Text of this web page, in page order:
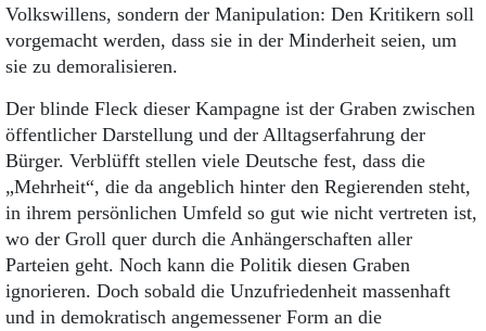
Volkswillens, sondern der Manipulation: Den Kritikern soll
vorgemacht werden, dass sie in der Minderheit seien, um
sie zu demoralisieren.
Der blinde Fleck dieser Kampagne ist der Graben zwischen
öffentlicher Darstellung und der Alltagserfahrung der
Bürger. Verblüfft stellen viele Deutsche fest, dass die
„Mehrheit“, die da angeblich hinter den Regierenden steht,
in ihrem persönlichen Umfeld so gut wie nicht vertreten ist,
wo der Groll quer durch die Anhängerschaften aller
Parteien geht. Noch kann die Politik diesen Graben
ignorieren. Doch sobald die Unzufriedenheit massenhaft
und in demokratisch angemessener Form an die